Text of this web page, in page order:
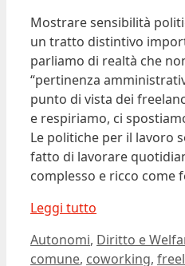
Mostrare sensibilità
un tratto distintivo
parliamo di realtà che
“pertinenza
punto di vista dei
e respiriamo, ci
Le politiche per il lavoro
fatto di lavorare
complesso e ricco come
Leggi tutto
Categorie
Autonomi, Diritto e
comune, coworking,